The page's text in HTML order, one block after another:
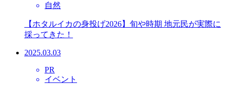
自然
【ホタルイカの身投げ2026】旬や時期 地元民が実際に
採ってきた！
2025.03.03
PR
イベント